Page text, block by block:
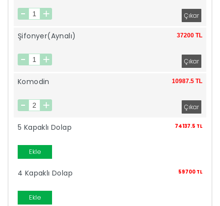
Yaz
İndirimleri
Outlet
Afilli
Destek
Merkezi
0549
5500
Showroomlarımız
Takibi
Şifonyer(Aynalı) 37200 TL
Komodin 10987.5 TL
5 Kapaklı Dolap 74137.5 TL
Ekle
4 Kapaklı Dolap 59700 TL
Ekle